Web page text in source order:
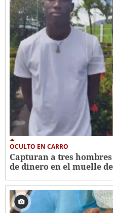
OCULTO EN CARRO
Capturan a tres
de dinero en el muelle